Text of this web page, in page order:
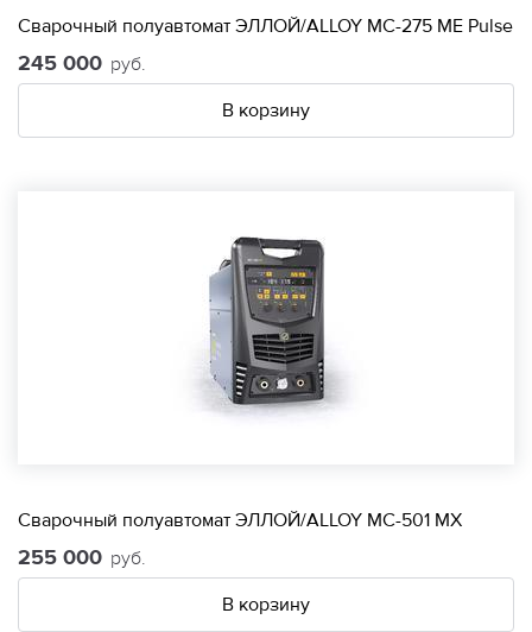
Сварочный полуавтомат ЭЛЛОЙ/ALLOY МС-275 МЕ Pulse
245 000 руб.
В корзину
Сварочный полуавтомат ЭЛЛОЙ/ALLOY МС-501 МХ
255 000 руб.
В корзину